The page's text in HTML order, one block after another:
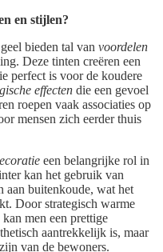
en stijlen?
bieden tal van voordelen
Deze tinten creëren een
perfect is voor de koudere
effecten die een gevoel
roepen vaak associaties op
mensen zich eerder thuis
een belangrijke rol in
kan het gebruik van
aan buitenkoude, wat het
Door strategisch warme
men een prettige
aantrekkelijk is, maar
van de bewoners.